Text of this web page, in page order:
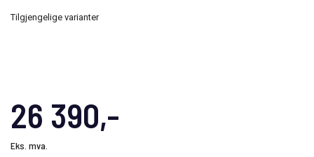
26 390,-
Eks. mva.
Tilgjengelige varianter